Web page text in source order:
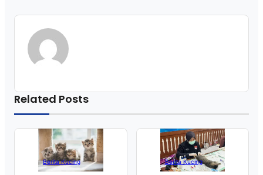
Related Posts
Berita Kucing Berita Kucing